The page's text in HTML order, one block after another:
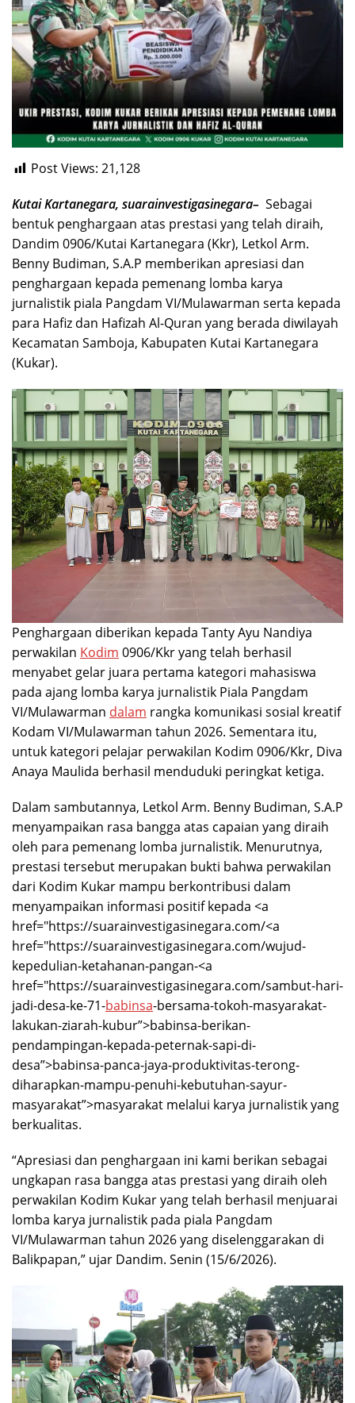
Post Views: 21,128
Kutai Kartanegara, suarainvestigasinegara– Sebagai
bentuk penghargaan atas prestasi yang telah diraih,
Dandim 0906/Kutai Kartanegara (Kkr), Letkol Arm.
Benny Budiman, S.A.P memberikan apresiasi dan
penghargaan kepada pemenang lomba karya
jurnalistik piala Pangdam VI/Mulawarman serta kepada
para Hafiz dan Hafizah Al-Quran yang berada diwilayah
Kecamatan Samboja, Kabupaten Kutai Kartanegara
(Kukar).
Penghargaan diberikan kepada Tanty Ayu Nandiya
perwakilan Kodim 0906/Kkr yang telah berhasil
menyabet gelar juara pertama kategori mahasiswa
pada ajang lomba karya jurnalistik Piala Pangdam
VI/Mulawarman dalam rangka komunikasi sosial kreatif
Kodam VI/Mulawarman tahun 2026. Sementara itu,
untuk kategori pelajar perwakilan Kodim 0906/Kkr, Diva
Anaya Maulida berhasil menduduki peringkat ketiga.
Dalam sambutannya, Letkol Arm. Benny Budiman, S.A.P
menyampaikan rasa bangga atas capaian yang diraih
oleh para pemenang lomba jurnalistik. Menurutnya,
prestasi tersebut merupakan bukti bahwa perwakilan
dari Kodim Kukar mampu berkontribusi dalam
menyampaikan informasi positif kepada <a
href="https://suarainvestigasinegara.com/<a
href="https://suarainvestigasinegara.com/wujud-
kepedulian-ketahanan-pangan-<a
href="https://suarainvestigasinegara.com/sambut-hari-
jadi-desa-ke-71-babinsa-bersama-tokoh-masyarakat-
lakukan-ziarah-kubur”>babinsa-berikan-
pendampingan-kepada-peternak-sapi-di-
desa”>babinsa-panca-jaya-produktivitas-terong-
diharapkan-mampu-penuhi-kebutuhan-sayur-
masyarakat”>masyarakat melalui karya jurnalistik yang
berkualitas.
“Apresiasi dan penghargaan ini kami berikan sebagai
ungkapan rasa bangga atas prestasi yang diraih oleh
perwakilan Kodim Kukar yang telah berhasil menjuarai
lomba karya jurnalistik pada piala Pangdam
VI/Mulawarman tahun 2026 yang diselenggarakan di
Balikpapan,” ujar Dandim. Senin (15/6/2026).